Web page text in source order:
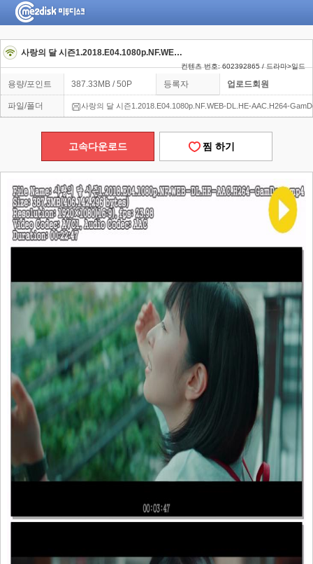
사랑의 달 시즌1.2018.E04.1080p.NF.WEB-DL.HE-AAC.H264-GamDong
컨텐츠 번호: 602392865 / 드라마>일드
용량/포인트 387.33MB / 50P 등록자 업로드회원
파일/폴더 사랑의 달 시즌1.2018.E04.1080p.NF.WEB-DL.HE-AAC.H264-
고속다운로드 찜 하기